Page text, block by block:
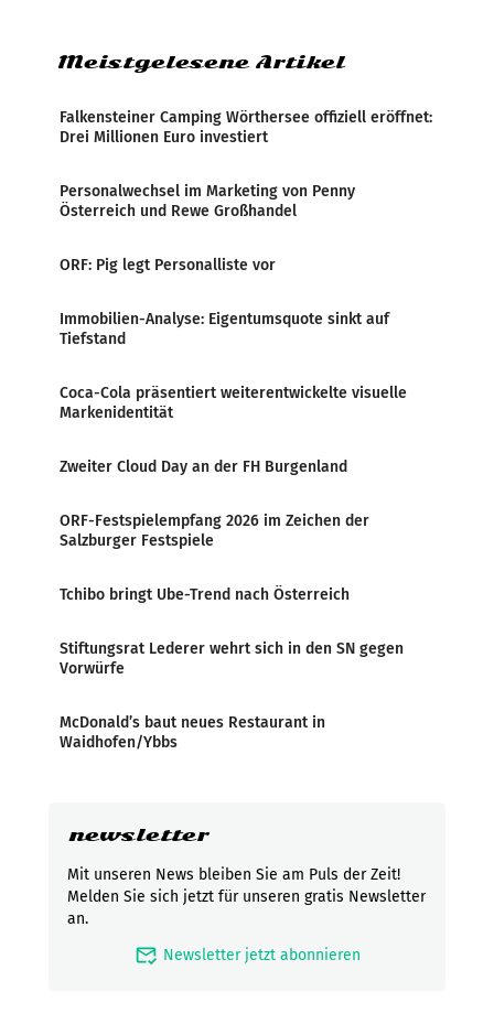
Meistgelesene Artikel
Falkensteiner Camping Wörthersee offiziell eröffnet:
Drei Millionen Euro investiert
Personalwechsel im Marketing von Penny
Österreich und Rewe Großhandel
ORF: Pig legt Personalliste vor
Immobilien-Analyse: Eigentumsquote sinkt auf
Tiefstand
Coca-Cola präsentiert weiterentwickelte visuelle
Markenidentität
Zweiter Cloud Day an der FH Burgenland
ORF-Festspielempfang 2026 im Zeichen der
Salzburger Festspiele
Tchibo bringt Ube-Trend nach Österreich
Stiftungsrat Lederer wehrt sich in den SN gegen
Vorwürfe
McDonald’s baut neues Restaurant in
Waidhofen/Ybbs
newsletter
Mit unseren News bleiben Sie am Puls der Zeit!
Melden Sie sich jetzt für unseren gratis Newsletter
an.
mark_email_read Newsletter jetzt abonnieren